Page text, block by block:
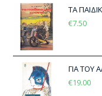
ΤΑ
€7.50
ΓΙΑ ΤΟΥ
€19.00